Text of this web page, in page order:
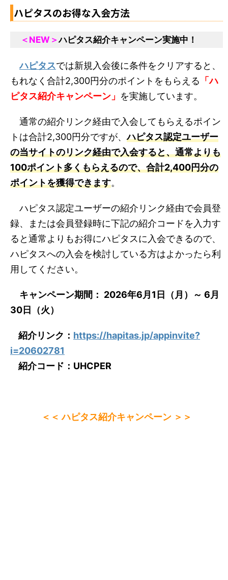
ハピタスのお得な入会方法
＜NEW＞ハピタス紹介キャンペーン実施中！
ハピタスでは新規入会後に条件をクリアすると、
もれなく合計2,300円分のポイントをもらえる 「ハ
ピタス紹介キャンペーン」 を実施しています。
通常の紹介リンク経由で入会してもらえるポイン
トは合計2,300円分ですが、ハピタス認定ユーザー
の当サイトのリンク経由で入会すると、通常よりも
100ポイント多くもらえるので、合計2,400円分の
ポイントを獲得できます。
ハピタス認定ユーザーの紹介リンク経由で会員登
録、または会員登録時に下記の紹介コードを入力す
ると通常よりもお得にハピタスに入会できるので、
ハピタスへの入会を検討している方はよかったら利
用してください。
キャンペーン期間： 2026年6月1日（月）～ 6月
30日（火）
紹介リンク： https://hapitas.jp/appinvite?
i=20602781
紹介コード：UHCPER
＜＜ ハピタス紹介キャンペーン ＞＞